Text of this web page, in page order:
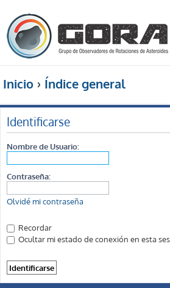
Inicio Índice general
Identificarse
Nombre de Usuario:
Contraseña:
Olvidé mi contraseña
Recordar
Ocultar mi estado de conexión en esta